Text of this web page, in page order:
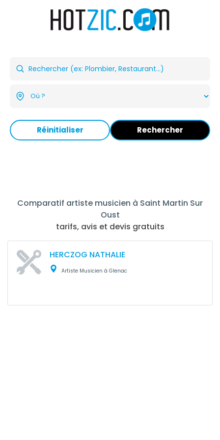
Réinitialiser Rechercher
Comparatif artiste musicien à Saint Martin Sur
Oust
tarifs, avis et devis gratuits
HERCZOG NATHALIE
Artiste Musicien à Glenac